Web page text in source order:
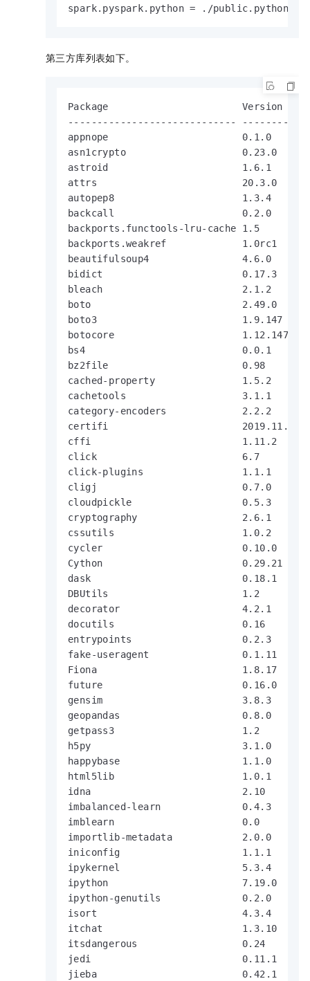
spark.pyspark.python = ./public.python-
第三方库列表如下。
Package                       Version
----------------------------- -----------
appnope                       0.1.0
asn1crypto                    0.23.0
astroid                       1.6.1
attrs                         20.3.0
autopep8                      1.3.4
backcall                      0.2.0
backports.functools-lru-cache 1.5
backports.weakref             1.0rc1
beautifulsoup4                4.6.0
bidict                        0.17.3
bleach                        2.1.2
boto                          2.49.0
boto3                         1.9.147
botocore                      1.12.147
bs4                           0.0.1
bz2file                       0.98
cached-property               1.5.2
cachetools                    3.1.1
category-encoders             2.2.2
certifi                       2019.11.28
cffi                          1.11.2
click                         6.7
click-plugins                 1.1.1
cligj                         0.7.0
cloudpickle                   0.5.3
cryptography                  2.6.1
cssutils                      1.0.2
cycler                        0.10.0
Cython                        0.29.21
dask                          0.18.1
DBUtils                       1.2
decorator                     4.2.1
docutils                      0.16
entrypoints                   0.2.3
fake-useragent                0.1.11
Fiona                         1.8.17
future                        0.16.0
gensim                        3.8.3
geopandas                     0.8.0
getpass3                      1.2
h5py                          3.1.0
happybase                     1.1.0
html5lib                      1.0.1
idna                          2.10
imbalanced-learn              0.4.3
imblearn                      0.0
importlib-metadata            2.0.0
iniconfig                     1.1.1
ipykernel                     5.3.4
ipython                       7.19.0
ipython-genutils              0.2.0
isort                         4.3.4
itchat                        1.3.10
itsdangerous                  0.24
jedi                          0.11.1
jieba                         0.42.1